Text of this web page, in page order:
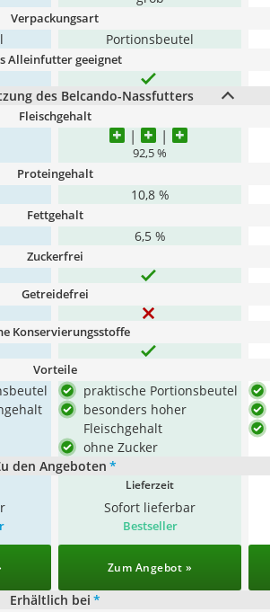
Verpackungsart
Portionsbeutel
Alleinfutter geeignet
des Belcando-Nassfutters
Fleischgehalt
92,5 %
Proteingehalt
10,8 %
Fettgehalt
6,5 %
Zuckerfrei
Getreidefrei
Konservierungsstoffe
Vorteile
praktische Portionsbeutel
besonders hoher
Fleischgehalt
ohne Zucker
den Angeboten *
Lieferzeit
Sofort lieferbar
Bestseller
Zum Angebot »
Erhältlich bei *